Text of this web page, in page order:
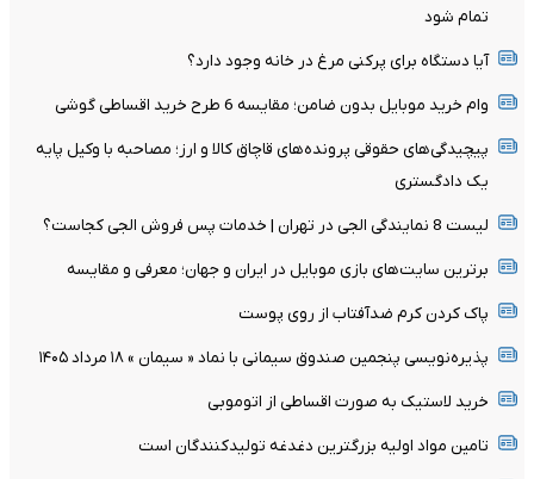
تمام شود
آیا دستگاه برای پرکنی مرغ در خانه وجود دارد؟
وام خرید موبایل بدون ضامن؛ مقایسه 6 طرح خرید اقساطی گوشی
پیچیدگی‌های حقوقی پرونده‌های قاچاق کالا و ارز؛ مصاحبه با وکیل پایه
یک دادگستری
لیست 8 نمایندگی الجی در تهران | خدمات پس فروش الجی کجاست؟
برترین سایت‌های بازی موبایل در ایران و جهان؛ معرفی و مقایسه
پاک کردن کرم ضدآفتاب از روی پوست
پذیره‌نویسی پنجمین صندوق سیمانی با نماد « سیمان » ۱۸ مرداد ۱۴۰۵
خرید لاستیک به صورت اقساطی از اتوموبی
تامین مواد اولیه بزرگترین دغدغه تولیدکنندگان است